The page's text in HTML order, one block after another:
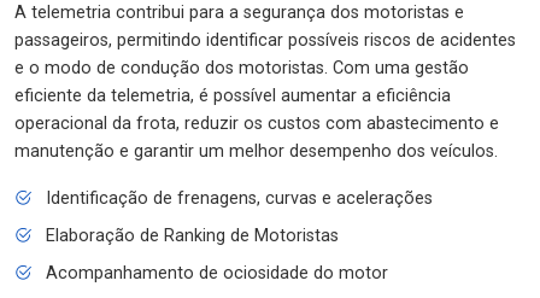
A telemetria contribui para a segurança dos motoristas e
passageiros, permitindo identificar possíveis riscos de acidentes
e o modo de condução dos motoristas. Com uma gestão
eficiente da telemetria, é possível aumentar a eficiência
operacional da frota, reduzir os custos com abastecimento e
manutenção e garantir um melhor desempenho dos veículos.
Identificação de frenagens, curvas e acelerações
Elaboração de Ranking de Motoristas
Acompanhamento de ociosidade do motor